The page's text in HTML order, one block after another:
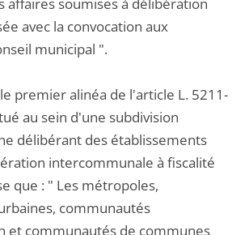
avec la convocation aux
municipal ".
premier alinéa de l'article L. 5211-
au sein d'une subdivision
délibérant des établissements
intercommunale à fiscalité
que : " Les métropoles,
communautés
et communautés de communes